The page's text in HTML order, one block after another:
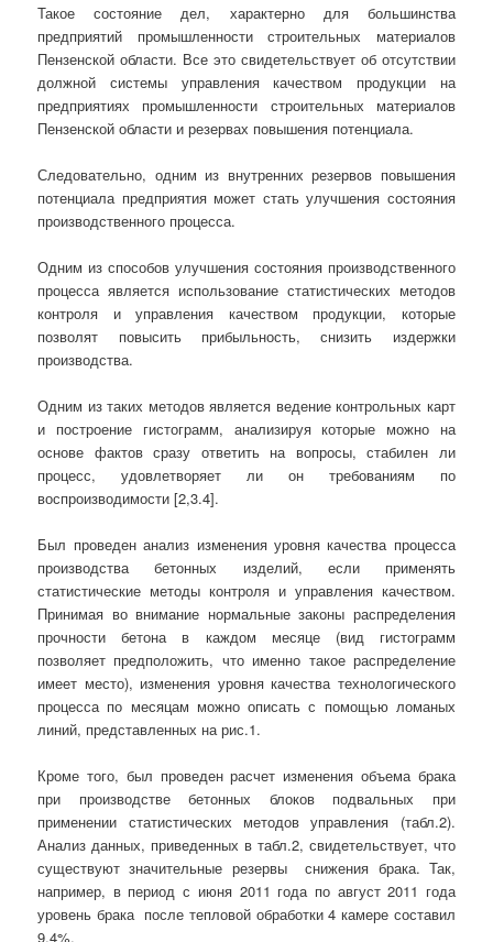
Такое состояние дел, характерно для большинства
предприятий промышленности строительных материалов
Пензенской области. Все это свидетельствует об отсутствии
должной системы управления качеством продукции на
предприятиях промышленности строительных материалов
Пензенской области и резервах повышения потенциала.
Следовательно, одним из внутренних резервов повышения
потенциала предприятия может стать улучшения состояния
производственного процесса.
Одним из способов улучшения состояния производственного
процесса является использование статистических методов
контроля и управления качеством продукции, которые
позволят повысить прибыльность, снизить издержки
производства.
Одним из таких методов является ведение контрольных карт
и построение гистограмм, анализируя которые можно на
основе фактов сразу ответить на вопросы, стабилен ли
процесс, удовлетворяет ли он требованиям по
воспроизводимости [2,3.4].
Был проведен анализ изменения уровня качества процесса
производства бетонных изделий, если применять
статистические методы контроля и управления качеством.
Принимая во внимание нормальные законы распределения
прочности бетона в каждом месяце (вид гистограмм
позволяет предположить, что именно такое распределение
имеет место), изменения уровня качества технологического
процесса по месяцам можно описать с помощью ломаных
линий, представленных на рис.1.
Кроме того, был проведен расчет изменения объема брака
при производстве бетонных блоков подвальных при
применении статистических методов управления (табл.2).
Анализ данных, приведенных в табл.2, свидетельствует, что
существуют значительные резервы снижения брака. Так,
например, в период с июня 2011 года по август 2011 года
уровень брака после тепловой обработки 4 камере составил
9,4%.